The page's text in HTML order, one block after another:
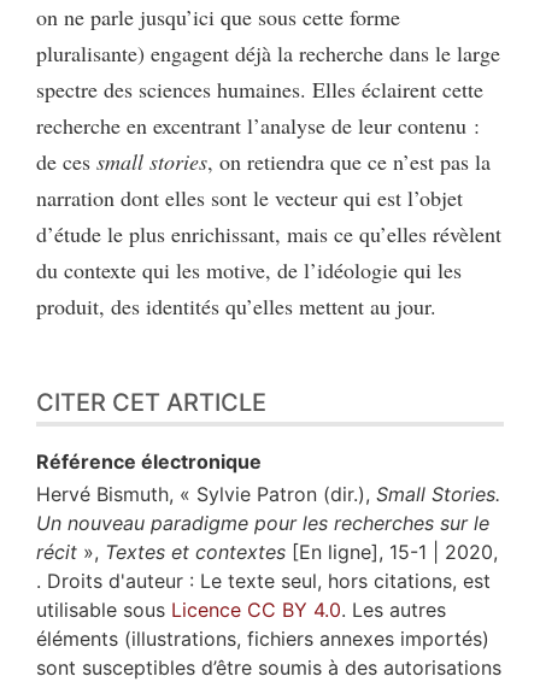
on ne parle jusqu’ici que sous cette forme
pluralisante) engagent déjà la recherche dans le large
spectre des sciences humaines. Elles éclairent cette
recherche en excentrant l’analyse de leur contenu :
de ces small stories, on retiendra que ce n’est pas la
narration dont elles sont le vecteur qui est l’objet
d’étude le plus enrichissant, mais ce qu’elles révèlent
du contexte qui les motive, de l’idéologie qui les
produit, des identités qu’elles mettent au jour.
CITER CET ARTICLE
Référence électronique
Hervé Bismuth, « Sylvie Patron (dir.), Small Stories.
Un nouveau paradigme pour les recherches sur le
récit », Textes et contextes [En ligne], 15-1 | 2020,
. Droits d'auteur : Le texte seul, hors citations, est
utilisable sous Licence CC BY 4.0. Les autres
éléments (illustrations, fichiers annexes importés)
sont susceptibles d’être soumis à des autorisations